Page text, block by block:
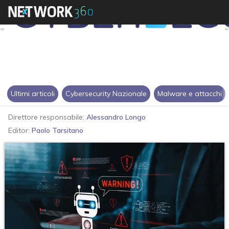
Ultimi articoli Cybersecurity Nazionale Malware e attacchi
Direttore responsabile: Alessandro Longo
Editor: Paolo Tarsitano